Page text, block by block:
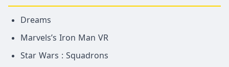
Dreams
Marvels’s Iron Man VR
Star Wars : Squadrons